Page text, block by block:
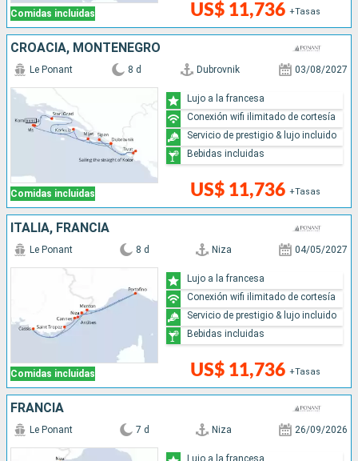
Comidas incluidas US$ 11,736 +Tasas
CROACIA, MONTENEGRO
Comidas incluidas
Le Ponant 8 d Dubrovnik 03/08/2027
US$ 11,736 +Tasas
Lujo a la francesa
Conexión wifi ilimitado de cortesía
Servicio de prestigio & lujo incluido
Bebidas incluidas
ITALIA, FRANCIA
Comidas incluidas
Le Ponant 8 d Niza 04/05/2027
US$ 11,736 +Tasas
Lujo a la francesa
Conexión wifi ilimitado de cortesía
Servicio de prestigio & lujo incluido
Bebidas incluidas
FRANCIA
Le Ponant 7 d Niza 26/09/2026
Lujo a la francesa